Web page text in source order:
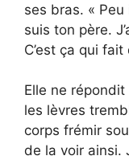
ses bras. « Peu
suis ton père.
C’est ça qui
Elle ne
les lèvres
corps frémir
de la voir ainsi.